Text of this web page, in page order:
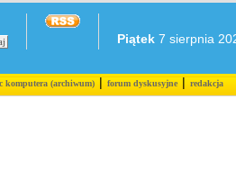
Piątek 7 sierpnia
komputera (archiwum)|forum dyskusyjne|redakcja